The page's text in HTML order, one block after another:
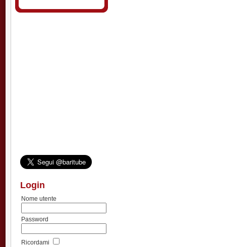
Login
Nome utente
Password
Ricordami